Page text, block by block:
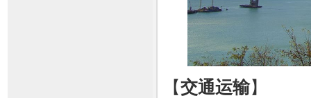
【交通运输】